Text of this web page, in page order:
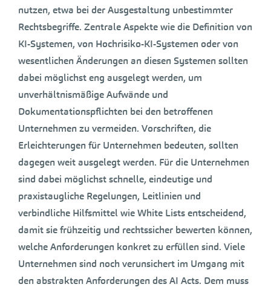
nutzen, etwa bei der Ausgestaltung unbestimmter
Rechtsbegriffe. Zentrale Aspekte wie die Definition von
KI-Systemen, von Hochrisiko-KI-Systemen oder von
wesentlichen Änderungen an diesen Systemen sollten
dabei möglichst eng ausgelegt werden, um
unverhältnismäßige Aufwände und
Dokumentationspflichten bei den betroffenen
Unternehmen zu vermeiden. Vorschriften, die
Erleichterungen für Unternehmen bedeuten, sollten
dagegen weit ausgelegt werden. Für die Unternehmen
sind dabei möglichst schnelle, eindeutige und
praxistaugliche Regelungen, Leitlinien und
verbindliche Hilfsmittel wie White Lists entscheidend,
damit sie frühzeitig und rechtssicher bewerten können,
welche Anforderungen konkret zu erfüllen sind. Viele
Unternehmen sind noch verunsichert im Umgang mit
den abstrakten Anforderungen des AI Acts. Dem muss